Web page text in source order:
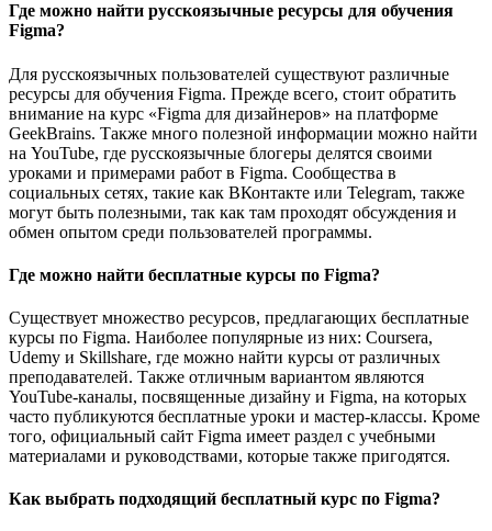
Где можно найти русскоязычные ресурсы для обучения
Figma?
Для русскоязычных пользователей существуют различные
ресурсы для обучения Figma. Прежде всего, стоит обратить
внимание на курс «Figma для дизайнеров» на платформе
GeekBrains. Также много полезной информации можно найти
на YouTube, где русскоязычные блогеры делятся своими
уроками и примерами работ в Figma. Сообщества в
социальных сетях, такие как ВКонтакте или Telegram, также
могут быть полезными, так как там проходят обсуждения и
обмен опытом среди пользователей программы.
Где можно найти бесплатные курсы по Figma?
Существует множество ресурсов, предлагающих бесплатные
курсы по Figma. Наиболее популярные из них: Coursera,
Udemy и Skillshare, где можно найти курсы от различных
преподавателей. Также отличным вариантом являются
YouTube-каналы, посвященные дизайну и Figma, на которых
часто публикуются бесплатные уроки и мастер-классы. Кроме
того, официальный сайт Figma имеет раздел с учебными
материалами и руководствами, которые также пригодятся.
Как выбрать подходящий бесплатный курс по Figma?